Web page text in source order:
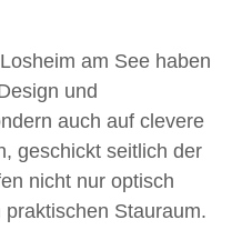
am See haben
und
auch auf clevere
geschickt seitlich der
nicht nur optisch
Stauraum.